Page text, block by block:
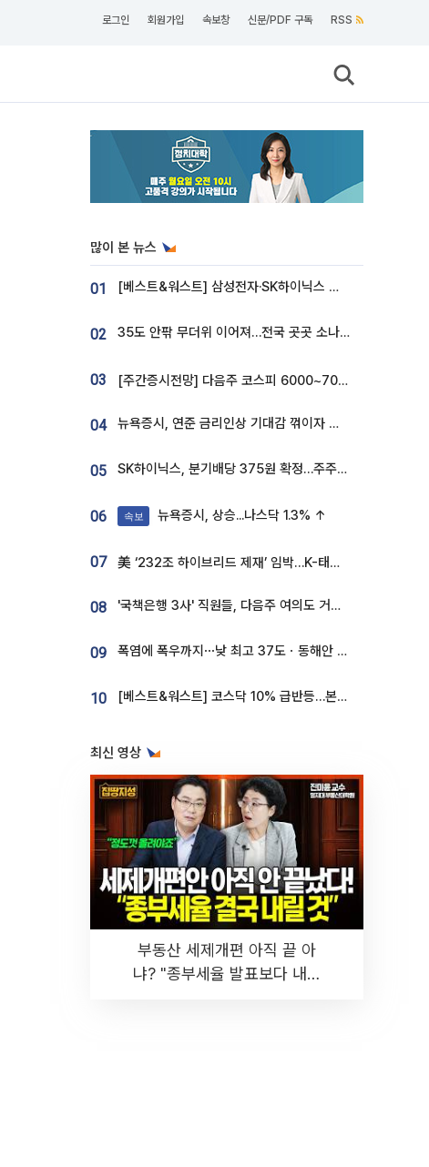
로그인 회원가입 속보창 신문/PDF 구독 RSS
많이 본 뉴스
01 [베스트&워스트] 삼성전자·SK하이닉스 밀린 한 주…상상인증권은 85% 급등
02 35도 안팎 무더위 이어져…전국 곳곳 소나기 [오늘 날씨]
03 [주간증시전망] 다음주 코스피 6000~7000⋯“外人 수급은 정책이 변수”
04 뉴욕증시, 연준 금리인상 기대감 꺾이자 상승...S&P500 사상 최고치 [종합]
05 SK하이닉스, 분기배당 375원 확정…주주환원책 9월로 앞당겨 발표
06 속보 뉴욕증시, 상승...나스닥 1.3% ↑
07 美 ‘232조 하이브리드 제재’ 임박…K-태양광, 불확실성 털고 날개 다나
08 '국책은행 3사' 직원들, 다음주 여의도 거리 나서는 까닭은
09 폭염에 폭우까지⋯낮 최고 37도ㆍ동해안 강한 비 [날씨]
10 [베스트&워스트] 코스닥 10% 급반등…본느, 최대주주 변경 기대에 270% 폭등
최신 영상
부동산 세제개편 아직 끝 아
냐? "종부세율 발표보다 내릴